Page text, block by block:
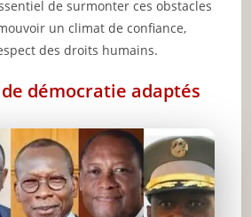
de surmonter ces obstacles
un climat de confiance,
des droits humains.
démocratie adaptés